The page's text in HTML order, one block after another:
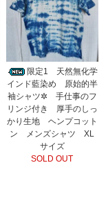
限定1 天然無化学
インド藍染め 原始的半
袖シャツ✲ 手仕事のフ
リンジ付き 厚手のしっ
かり生地 ヘンプコット
ン メンズシャツ XL
サイズ
SOLD OUT